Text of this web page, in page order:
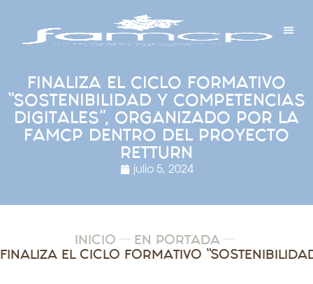
FINALIZA EL CICLO FORMATIVO
“SOSTENIBILIDAD Y COMPETENCIAS
DIGITALES”, ORGANIZADO POR LA
FAMCP DENTRO DEL PROYECTO
RETTURN
julio 5, 2024
INICIO EN PORTADA